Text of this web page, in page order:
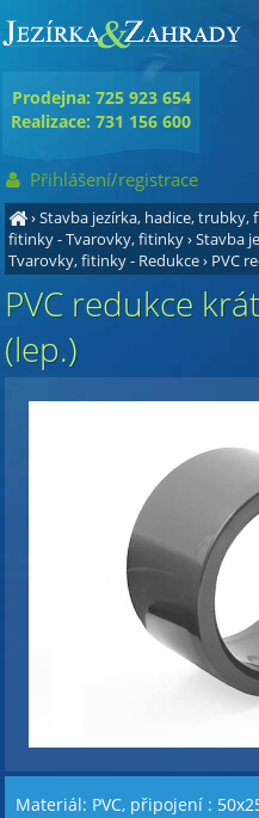
›Stavba jezírka, hadice, trubky,
fitinky - Tvarovky, fitinky›Stavba
Tvarovky, fitinky - Redukce› PVC
PVC redukce
(lep.)
Materiál: PVC, připojení :
Prodejna: 725 923 654
Realizace: 731 156 600
Přihlášení/registrace